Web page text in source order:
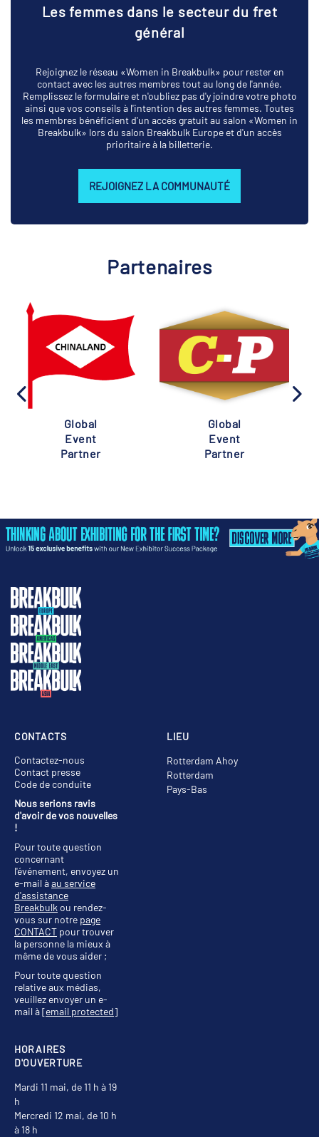
Les femmes dans le secteur du fret
général
Rejoignez le réseau «Women in Breakbulk» pour rester en
contact avec les autres membres tout au long de l'année.
Remplissez le formulaire et n'oubliez pas d'y joindre votre photo
ainsi que vos conseils à l'intention des autres femmes. Toutes
les membres bénéficient d'un accès gratuit au salon «Women in
Breakbulk» lors du salon Breakbulk Europe et d'un accès
prioritaire à la billetterie.
REJOIGNEZ LA COMMUNAUTÉ
Partenaires
Global
Event
Partner
Global
Event
Partner
LIEU
Rotterdam Ahoy
Rotterdam
Pays-Bas
HORAIRES
D'OUVERTURE
Mardi 11 mai, de 11 h à 19
h
Mercredi 12 mai, de 10 h
à 18 h
CONTACTS
Contactez-nous
Contact presse
Code de conduite
Nous serions ravis
d'avoir de vos nouvelles
!
Pour toute question
concernant
l'événement, envoyez un
e-mail àau service
d'assistance
Breakbulk ou rendez-
vous sur notre page
CONTACT pour trouver
la personne la mieux à
même de vous aider ;
Pour toute question
relative aux médias,
veuillez envoyer un e-
mail à[email protected]